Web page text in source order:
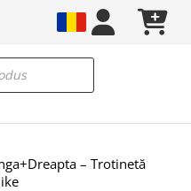
– Trotinetă